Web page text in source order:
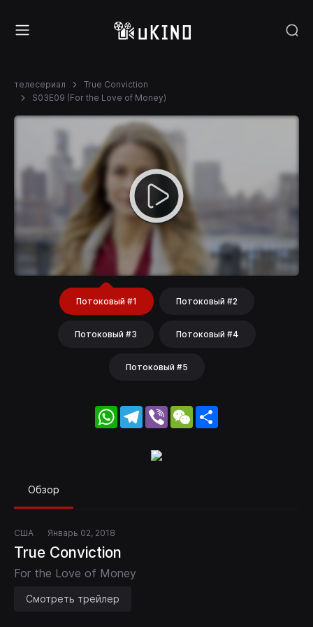
телесериал
True Conviction
S03E09 (For the Love of Money)
Потоковый #1 Потоковый #2
Потоковый #3 Потоковый #4
Потоковый #5
WhatsApp
Telegram
Viber WeChat
Обзор
США Январь 02, 2018
True Conviction
For the Love of Money
Смотреть трейлер